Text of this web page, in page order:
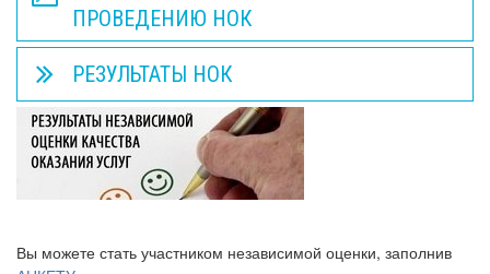
ПРОВЕДЕНИЮ НОК
РЕЗУЛЬТАТЫ НОК
Вы можете стать участником независимой оценки, заполнив